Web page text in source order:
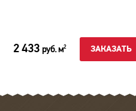
2 433 руб. м2 ЗАКАЗАТЬ